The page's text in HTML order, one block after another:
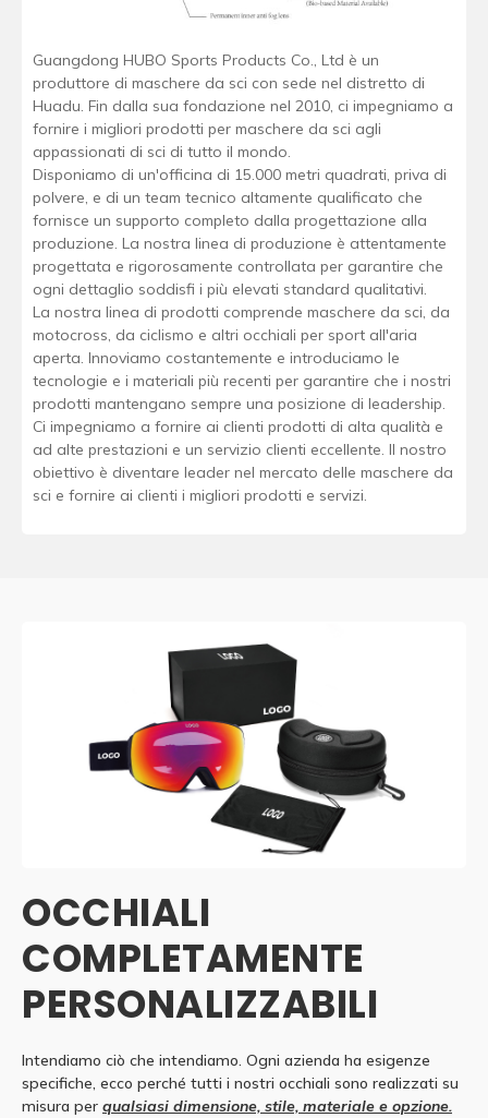
Guangdong HUBO Sports Products Co., Ltd è un
produttore di maschere da sci con sede nel distretto di
Huadu. Fin dalla sua fondazione nel 2010, ci impegniamo a
fornire i migliori prodotti per maschere da sci agli
appassionati di sci di tutto il mondo.
Disponiamo di un'officina di 15.000 metri quadrati, priva di
polvere, e di un team tecnico altamente qualificato che
fornisce un supporto completo dalla progettazione alla
produzione. La nostra linea di produzione è attentamente
progettata e rigorosamente controllata per garantire che
ogni dettaglio soddisfi i più elevati standard qualitativi.
La nostra linea di prodotti comprende maschere da sci, da
motocross, da ciclismo e altri occhiali per sport all'aria
aperta. Innoviamo costantemente e introduciamo le
tecnologie e i materiali più recenti per garantire che i nostri
prodotti mantengano sempre una posizione di leadership.
Ci impegniamo a fornire ai clienti prodotti di alta qualità e
ad alte prestazioni e un servizio clienti eccellente. Il nostro
obiettivo è diventare leader nel mercato delle maschere da
sci e fornire ai clienti i migliori prodotti e servizi.
OCCHIALI
COMPLETAMENTE
PERSONALIZZABILI
Intendiamo ciò che intendiamo. Ogni azienda ha esigenze
specifiche, ecco perché tutti i nostri occhiali sono realizzati su
misura per qualsiasi dimensione, stile, materiale e opzione.